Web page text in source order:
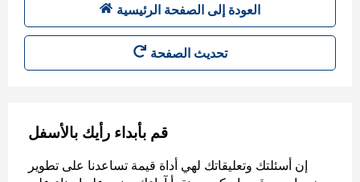
العودة إلى الصفحة الرئيسية
تحديث الصفحة
قم بأبداء رأيك بالأسفل
إن أسئلتك وتعليقاتك لهي أداة قيمة تساعدنا على تطوير